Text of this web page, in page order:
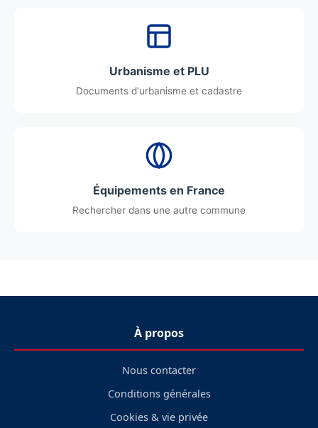
Urbanisme et PLU
Documents d'urbanisme et cadastre
Équipements en France
Rechercher dans une autre commune
À propos
Nous contacter
Conditions générales
Cookies & vie privée